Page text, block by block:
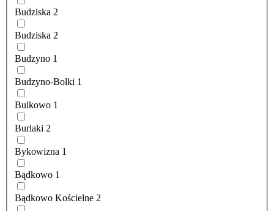
Budziska 2
Budziska 2
Budzyno 1
Budzyno-Bolki 1
Bulkowo 1
Burlaki 2
Bykowizna 1
Bądkowo 1
Bądkowo Kościelne 2